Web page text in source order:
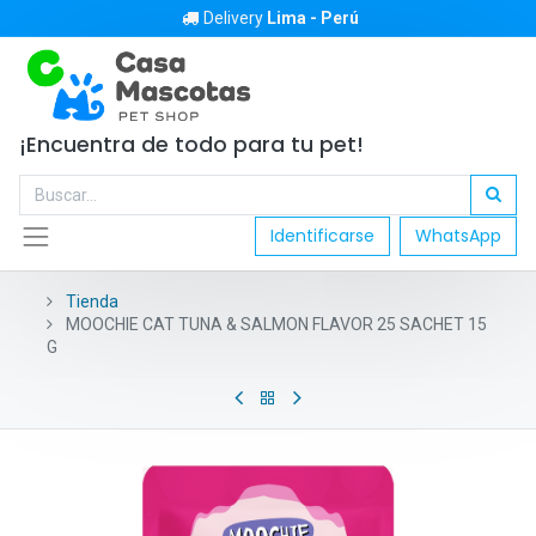
Delivery Lima - Perú
¡Encuentra de todo para tu pet!
Identificarse WhatsApp
Tienda
MOOCHIE CAT TUNA & SALMON FLAVOR 25 SACHET 15
G